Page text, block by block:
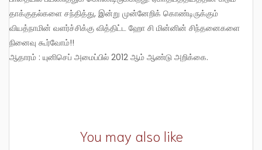
தாக்குதல்களை சந்தித்து, இன்று முன்னேறிக் கொண்டிருக்கும்
வியத்நாமின் வளர்ச்சிக்கு வித்திட்ட ஹோ சி மின்னின் சிந்தனைகளை
நினைவு கூர்வோம்!!
ஆதாரம் : யுனிசெப் அமைப்பில் 2012 ஆம் ஆண்டு அறிக்கை.
You may also like